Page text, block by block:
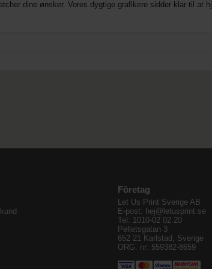
dine ønsker. Vores dygtige grafikere sidder klar til at
Företag
Let Us Print Sverige AB
E-post: hej@letusprint.se
Tel: 1010-02 02 20
Pelletsgatan 3
652 21 Karlstad, Sverige
ORG. nr: 559382-8659